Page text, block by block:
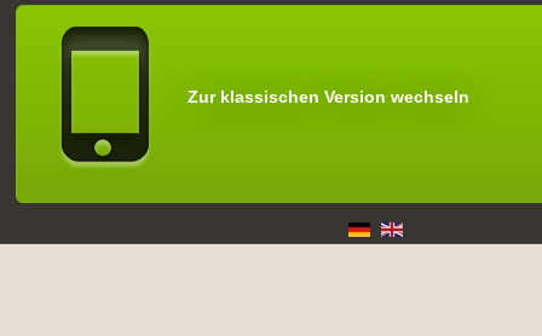
Zur klassischen Version wechseln